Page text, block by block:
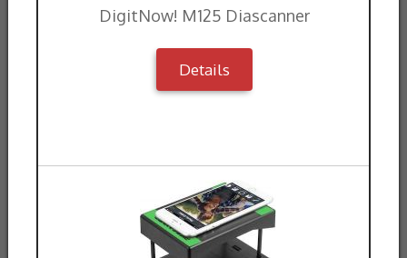
DigitNow! M125 Diascanner
Details